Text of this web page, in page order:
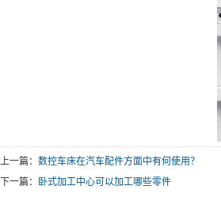
上一篇： 数控车床在汽车配件方面中有何使用？
下一篇：
卧式加工中心可以加工哪些零件